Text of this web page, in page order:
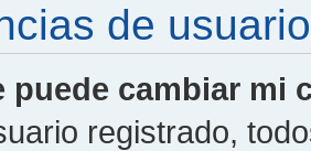
de
puede cambiar mi
registrado,